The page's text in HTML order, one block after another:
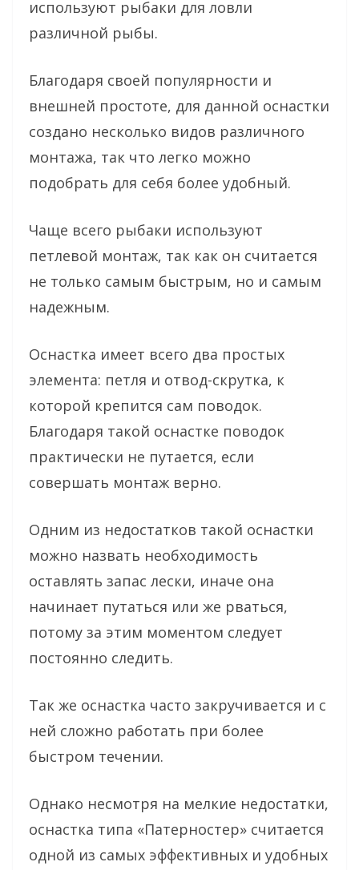
используют рыбаки для ловли
различной рыбы.
Благодаря своей популярности и
внешней простоте, для данной оснастки
создано несколько видов различного
монтажа, так что легко можно
подобрать для себя более удобный.
Чаще всего рыбаки используют
петлевой монтаж, так как он считается
не только самым быстрым, но и самым
надежным.
Оснастка имеет всего два простых
элемента: петля и отвод-скрутка, к
которой крепится сам поводок.
Благодаря такой оснастке поводок
практически не путается, если
совершать монтаж верно.
Одним из недостатков такой оснастки
можно назвать необходимость
оставлять запас лески, иначе она
начинает путаться или же рваться,
потому за этим моментом следует
постоянно следить.
Так же оснастка часто закручивается и с
ней сложно работать при более
быстром течении.
Однако несмотря на мелкие недостатки,
оснастка типа «Патерностер» считается
одной из самых эффективных и удобных